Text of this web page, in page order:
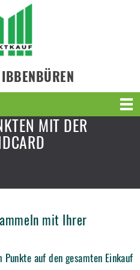
IBBENBÜREN
MIT DER
mit Ihrer
auf den gesamten Einkauf